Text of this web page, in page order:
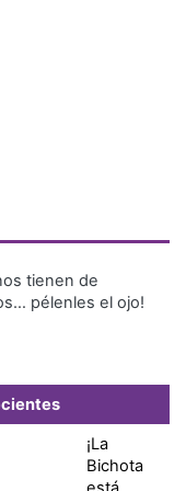
tienen de
pélenles el ojo!
¡La
Bichota